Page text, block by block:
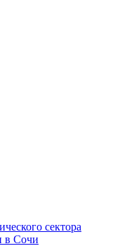
сектора
в Сочи